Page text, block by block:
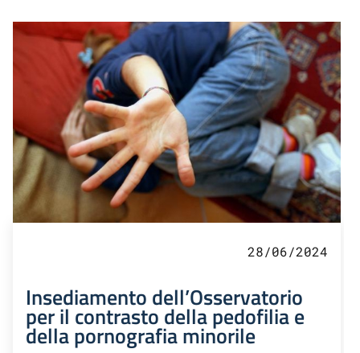
28/06/2024
Insediamento dell’Osservatorio
per il contrasto della pedofilia e
della pornografia minorile